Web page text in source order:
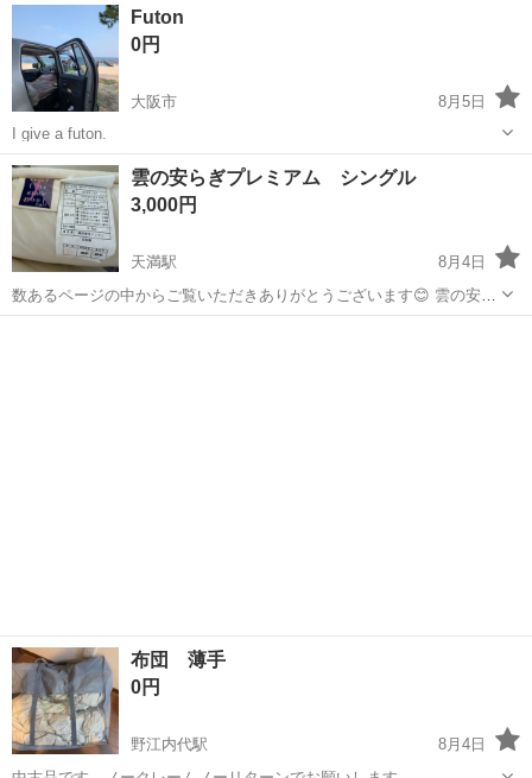
Futon
0円
大阪市
8月5日
I give a futon.
大阪 大阪市 寝具 futon
雲の安らぎプレミアム シングル
3,000円
天満駅
8月4日
数あるページの中からご覧いただきありがとうございます😊 雲の安ら
ぎプレミアム シングルサイズの敷布団です。 縦200センチx横100セン
布団 薄手
0円
野江内代駅
8月4日